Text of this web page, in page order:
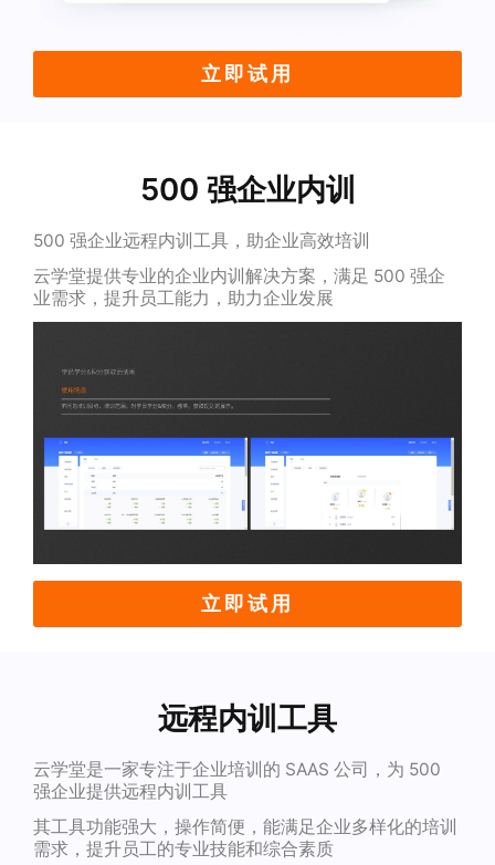
立即试用
500 强企业内训
500 强企业远程内训工具，助企业高效培训
云学堂提供专业的企业内训解决方案，满足 500 强企
业需求，提升员工能力，助力企业发展
立即试用
远程内训工具
云学堂是一家专注于企业培训的 SAAS 公司，为 500
强企业提供远程内训工具
其工具功能强大，操作简便，能满足企业多样化的培训
需求，提升员工的专业技能和综合素质